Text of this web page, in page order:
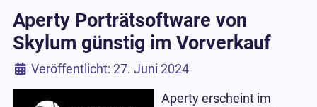
Aperty Porträtsoftware von
Skylum günstig im Vorverkauf
Details
Veröffentlicht: 27. Juni 2024
Aperty erscheint im